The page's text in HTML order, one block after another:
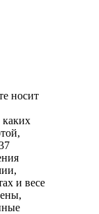
носит
каких
и весе